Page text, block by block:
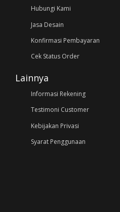
Hubungi Kami
Jasa Desain
Konfirmasi Pembayaran
Cek Status Order
Lainnya
Informasi Rekening
Testimoni Customer
Kebijakan Privasi
Syarat Penggunaan